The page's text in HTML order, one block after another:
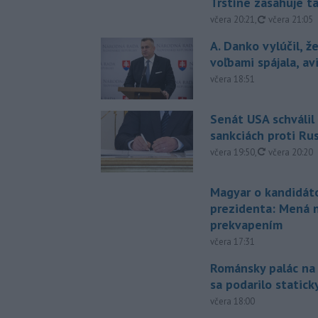
včera 20:21, aktualizované
včera 21:05
A. Danko vylúčil,
voľbami spájala,
včera 18:51
Senát USA
sankciách proti
včera 19:50, aktualizované
včera 20:20
Magyar o
prezidenta: Mená
prekvapením
včera 17:31
Románsky palác
sa podarilo
včera 18:00